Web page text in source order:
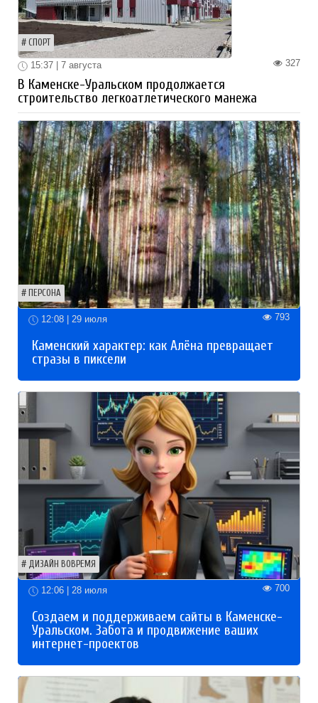
СПОРТ
327
15:37 | 7 августа
В Каменске-Уральском продолжается
строительство легкоатлетического манежа
ПЕРСОНА
12:08 | 29 июля 793
Каменский характер: как Алёна превращает
стразы в пиксели
ДИЗАЙН ВОВРЕМЯ
12:06 | 28 июля 700
Создаем и поддерживаем сайты в Каменске-
Уральском. Забота и продвижение ваших
интернет-проектов